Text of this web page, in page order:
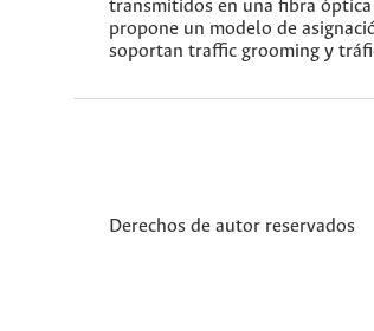
transmitidos en una fibra
propone un modelo de
soportan traffic grooming y
Derechos de autor reservados